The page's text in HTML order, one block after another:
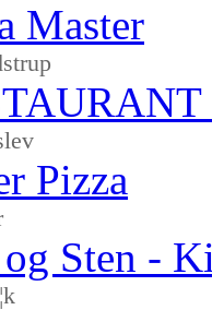
Master
Pizza
Sten -